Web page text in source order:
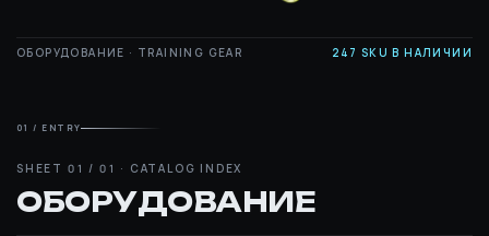
ОБОРУДОВАНИЕ · TRAINING GEAR 247 SKU В НАЛИЧИИ
01 / ENTRY
ОБОРУДОВАНИЕ